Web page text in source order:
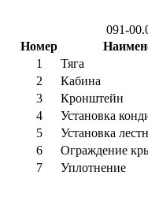
091-
Номер
1
Тяга
2
Кабина
3
Кронштейн
4
Установка
5
Установка
6
Ограждение
7
Уплотнение